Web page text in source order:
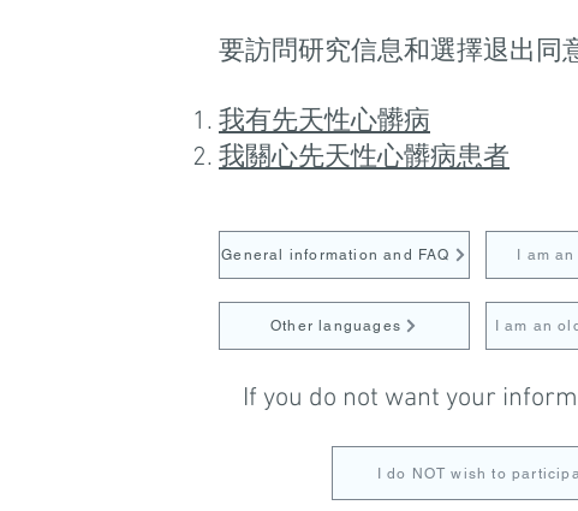
要訪問研究信息和選擇退出同
我有先天性心髒病
我關心先天性心髒病患者
General information and FAQ
Other languages
I am
I am an
If you do not want your
I do NOT wish to